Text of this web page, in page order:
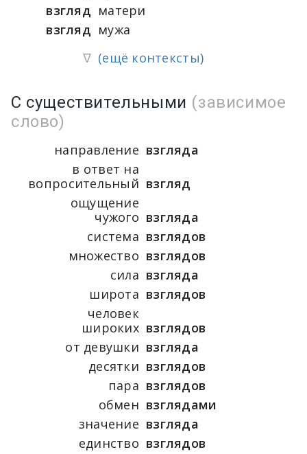
взгляд матери
взгляд мужа
∇ (ещё контексты)
С существительными (зависимое
слово)
направление взгляда
в ответ на
вопросительный взгляд
ощущение
чужого взгляда
система взглядов
множество взглядов
сила взгляда
широта взглядов
человек
широких взглядов
от девушки взгляда
десятки взглядов
пара взглядов
обмен взглядами
значение взгляда
единство взглядов